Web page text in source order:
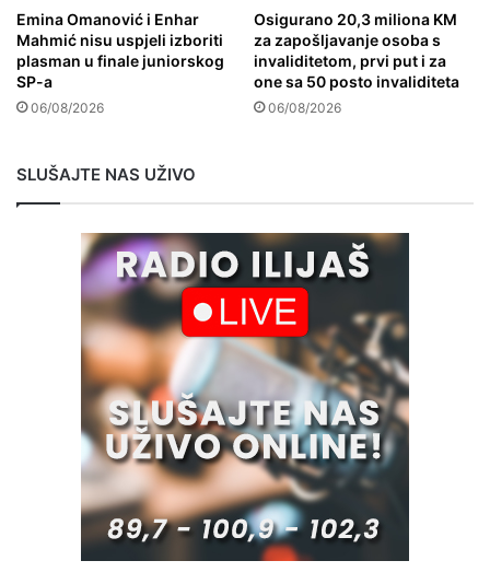
Emina Omanović i Enhar
Mahmić nisu uspjeli izboriti
plasman u finale juniorskog
SP-a
06/08/2026
Osigurano 20,3 miliona KM
za zapošljavanje osoba s
invaliditetom, prvi put i za
one sa 50 posto invaliditeta
06/08/2026
SLUŠAJTE NAS UŽIVO